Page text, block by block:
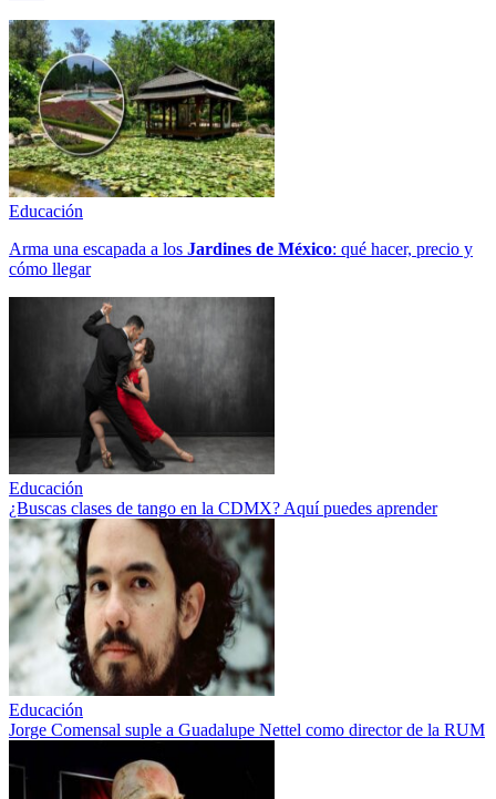
Educación
Arma una escapada a los Jardines de México: qué hacer, precio y
cómo llegar
Educación
¿Buscas clases de tango en la CDMX? Aquí puedes aprender
Educación
Jorge Comensal suple a Guadalupe Nettel como director de la RUM